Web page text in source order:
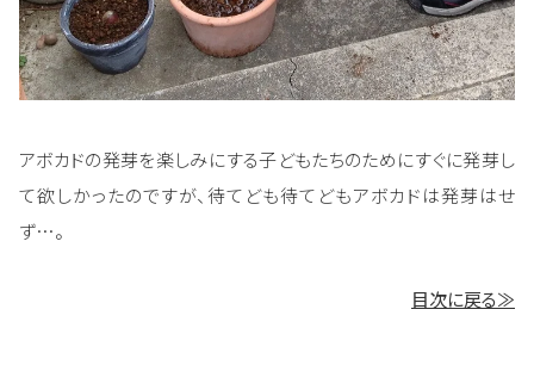
アボカドの発芽を楽しみにする子どもたちのためにすぐに発芽し
て欲しかったのですが、待てども待てどもアボカドは発芽はせ
ず…。
目次に戻る≫